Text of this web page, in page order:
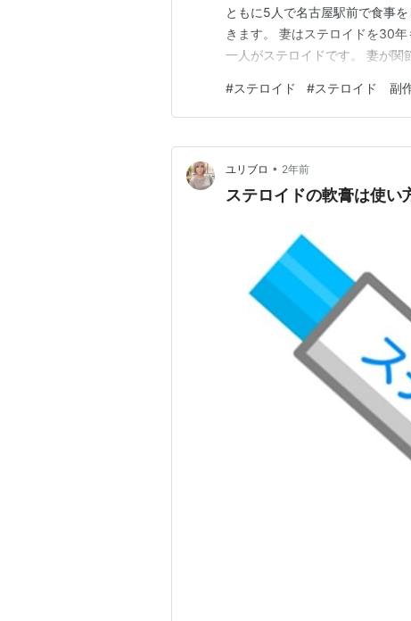
ともに5人で名古屋駅前で食事
きます。 妻はステロイドを30
一人がステロイドです。 妻が関
薬の開発が進んでおり、ステロ
度の利用率がありました。 日本
#ステロイド #ステロイド 副
ユリブロ • 2年前
ステロイドの軟膏は使い